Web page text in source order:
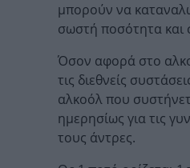
μπορούν να
σωστή ποσότητα και
Όσον αφορά στο
τις διεθνείς
αλκοόλ που
ημερησίως για τις
τους άντρες.